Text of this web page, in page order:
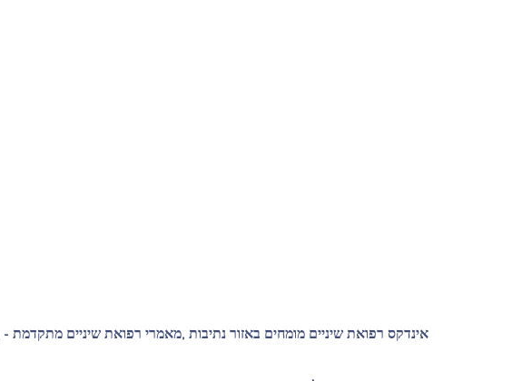
אינדקס רפואת שיניים מומחים באזור נתיבות ,מאמרי רפואת שיניים מתקדמת -